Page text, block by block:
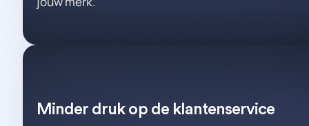
Minder druk op de klantenservice